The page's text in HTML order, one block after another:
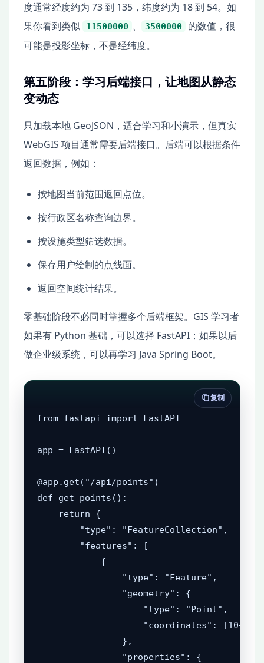
度通常经度约为 73 到 135，纬度约为 18 到 54。如
果你看到类似
11500000 、 3500000
的数值，很
可能是投影坐标，不是经纬度。
第五阶段：学习后端接口，让地图从静态
变动态
只加载本地 GeoJSON，适合学习和小演示，但真实
WebGIS 项目通常需要后端接口。后端可以根据条件
返回数据，例如：
按地图当前范围返回点位。
按行政区名称查询边界。
按设施类型筛选数据。
保存用户绘制的点线面。
返回空间统计结果。
零基础阶段不必同时掌握多个后端框架。GIS 学习者
如果有 Python 基础，可以选择 FastAPI；如果以后
做企业级系统，可以再学习 Java Spring Boot。
from fastapi import FastAPI
app = FastAPI()
@app.get("/api/points")
def get_points():
    return {
        "type": "FeatureCollection",
        "features": [
            {
                "type": "Feature",
                "geometry": {
                    "type": "Point",
"coordinates":
                },
                "properties": {
复制